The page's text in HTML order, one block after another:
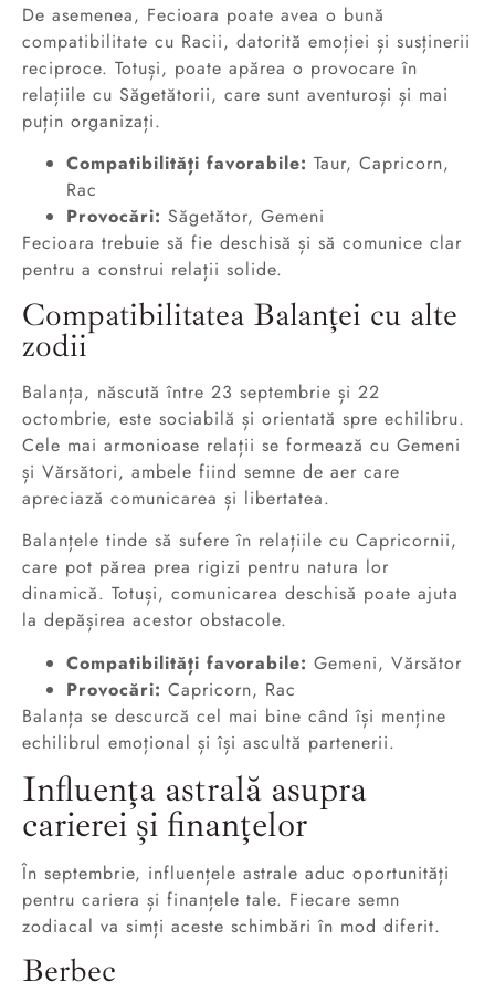
De asemenea, Fecioara poate avea o bună
compatibilitate cu Racii, datorită emoției și susținerii
reciproce. Totuși, poate apărea o provocare în
relațiile cu Săgetătorii, care sunt aventuroși și mai
puțin organizați.
Compatibilități favorabile: Taur, Capricorn,
Rac
Provocări: Săgetător, Gemeni
Fecioara trebuie să fie deschisă și să comunice clar
pentru a construi relații solide.
Compatibilitatea Balanței cu alte
zodii
Balanța, născută între 23 septembrie și 22
octombrie, este sociabilă și orientată spre echilibru.
Cele mai armonioase relații se formează cu Gemeni
și Vărsători, ambele fiind semne de aer care
apreciază comunicarea și libertatea.
Balanțele tinde să sufere în relațiile cu Capricornii,
care pot părea prea rigizi pentru natura lor
dinamică. Totuși, comunicarea deschisă poate ajuta
la depășirea acestor obstacole.
Compatibilități favorabile: Gemeni, Vărsător
Provocări: Capricorn, Rac
Balanța se descurcă cel mai bine când își menține
echilibrul emoțional și își ascultă partenerii.
Influența astrală asupra
carierei și finanțelor
În septembrie, influențele astrale aduc oportunități
pentru cariera și finanțele tale. Fiecare semn
zodiacal va simți aceste schimbări în mod diferit.
Berbec